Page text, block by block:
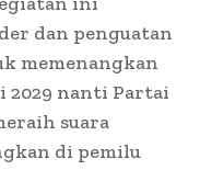
dan penguatan
memenangkan
2029 nanti Partai
suara
di pemilu